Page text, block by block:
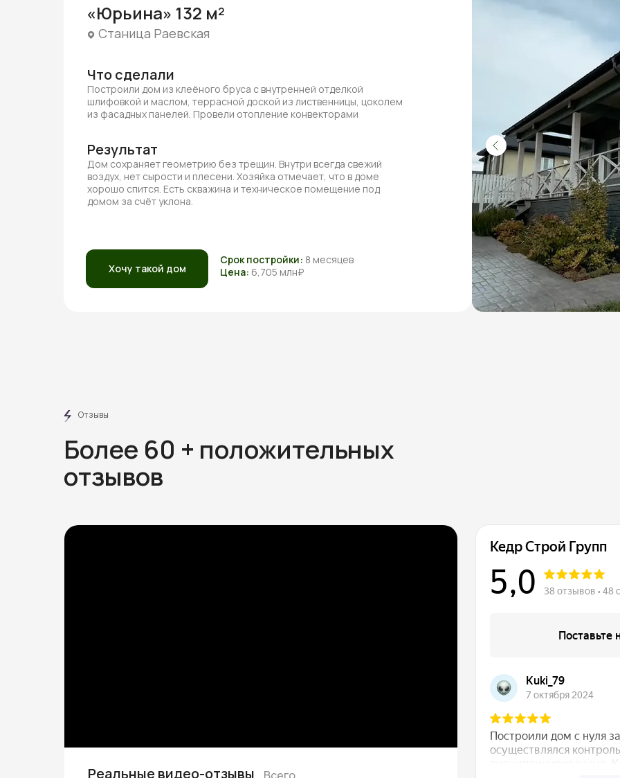
«Юрьина» 132 м²
Станица Раевская
Что сделали
Построили дом из клеёного бруса с внутренней отделкой
шлифовкой и маслом, террасной доской из лиственницы, цоколем
из фасадных панелей. Провели отопление конвекторами
Результат
Дом сохраняет геометрию без трещин. Внутри всегда свежий
воздух, нет сырости и плесени. Хозяйка отмечает, что в доме
хорошо спится. Есть скважина и техническое помещение под
домом за счёт уклона.
Срок постройки: 8 месяцев
Цена: 6,705 млн₽
Хочу такой дом
Отзывы
Более 60 + положительных
отзывов
Реальные видео-отзывы Всего